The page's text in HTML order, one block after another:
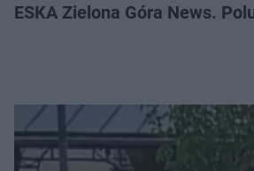
ESKA Zielona Góra News.